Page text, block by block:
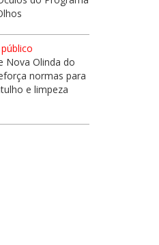
Nova Olinda do
normas para
e limpeza